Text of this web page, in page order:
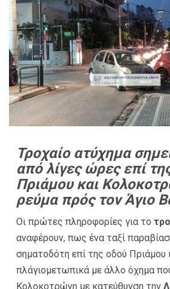
Τροχαίο ατύχημα
από λίγες ώρες επί
Πριάμου και
ρεύμα πρός τον Άγιο
Οι πρώτες πληροφορίες για το
αναφέρουν, πως ένα ταξί
σηματοδότη επί της οδού Πριάμου
πλάγιομετωπικά με άλλο όχημα
Κολοκοτρώνη με κατεύθυνση την